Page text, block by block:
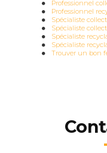
Professionnel
Professionnel
Spécialiste
Spécialiste
Spécialiste
Spécialiste
Trouver un bon